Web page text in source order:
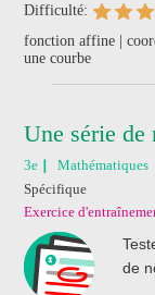
Difficulté:
fonction affine |
une courbe
Une série de
3e Mathématiques
Spécifique
Exercice
de